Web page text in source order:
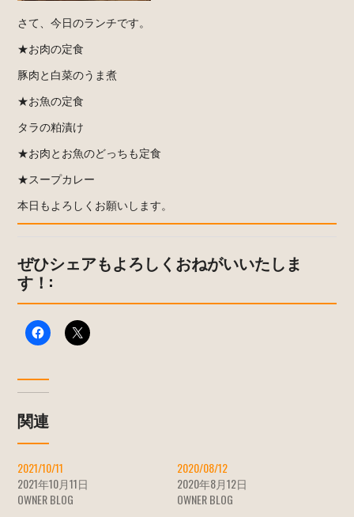
さて、今日のランチです。
★お肉の定食
豚肉と白菜のうま煮
★お魚の定食
タラの粕漬け
★お肉とお魚のどっちも定食
★スープカレー
本日もよろしくお願いします。
ぜひシェアもよろしくおねがいいたしま
す！:
関連
2021/10/11
2021年10月11日
OWNER BLOG
2020/08/12
2020年8月12日
OWNER BLOG